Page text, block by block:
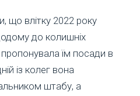
що влітку 2022 року
до колишніх
пропонувала їм посади в
із колег вона
штабу, а